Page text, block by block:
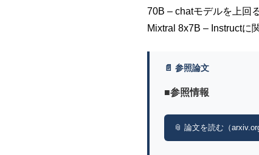
70B – chatモデルを上回
Mixtral 8x7B – Instructに
📄 参照論文
■参照情報
📎 論文を読む（arxiv.org